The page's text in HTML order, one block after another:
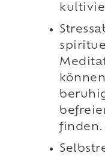
finden.